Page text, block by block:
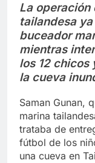
La operación
tailandesa
buceador
mientras
los 12 chicos
la cueva
Saman Gunan,
marina
trataba de
fútbol de los
una cueva en